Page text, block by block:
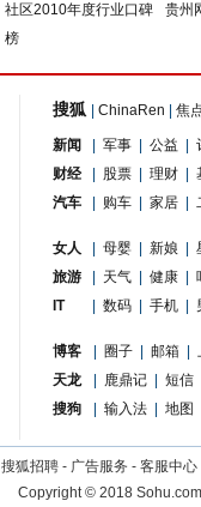
社区2010年度行业口碑
榜
贵州
搜狐 ChinaRen 焦
新闻 军事 公益
财经
股票 理财
汽车
购车 家居
女人 母婴 新娘
旅游
天气 健康
IT
数码 手机
博客 圈子 邮箱
天龙
鹿鼎记
短信
搜狗
输入法 地图
搜狐招聘 - 广告服务 - 客服中心
Copyright©2018